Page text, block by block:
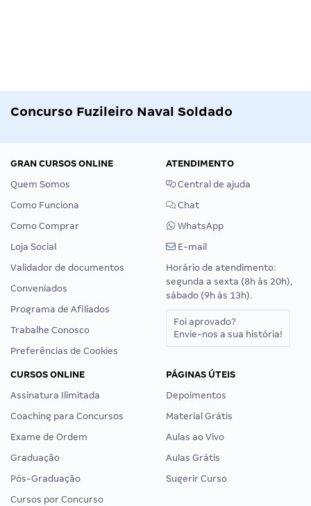
Concurso Fuzileiro Naval Soldado
GRAN CURSOS ONLINE
Quem Somos
Como Funciona
Como Comprar
Loja Social
Validador de documentos
Conveniados
Programa de Afiliados
Trabalhe Conosco
Preferências de Cookies
ATENDIMENTO
Central de ajuda
Chat
WhatsApp
E-mail
Horário de atendimento:
segunda a sexta (8h às 20h),
sábado (9h às 13h).
Foi aprovado?
Envie-nos a sua história!
CURSOS ONLINE
Assinatura Ilimitada
Coaching para Concursos
Exame de Ordem
Graduação
Pós-Graduação
Cursos por Concurso
PÁGINAS ÚTEIS
Depoimentos
Material Grátis
Aulas ao Vivo
Aulas Grátis
Sugerir Curso